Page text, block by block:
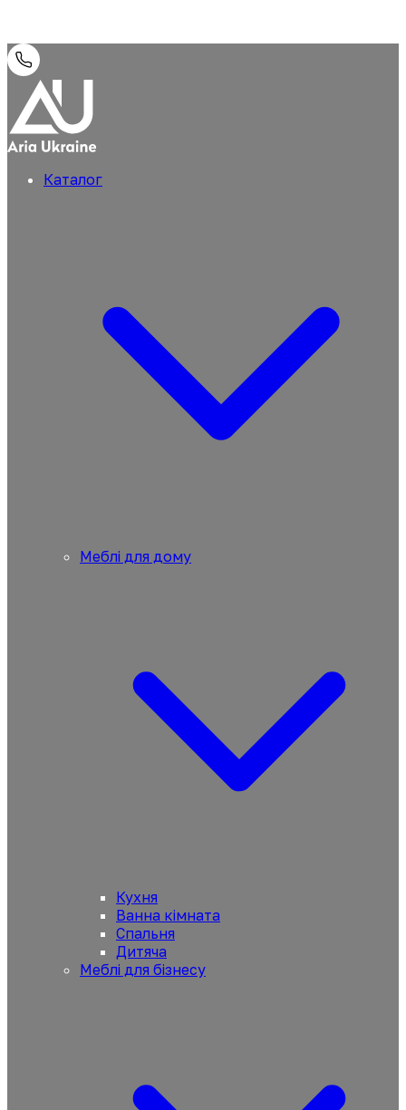
Каталог
Меблі для дому
Кухня
Ванна кімната
Спальня
Дитяча
Меблі для бізнесу